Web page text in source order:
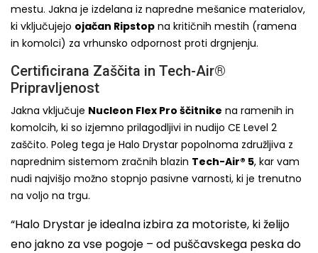
mestu. Jakna je izdelana iz napredne mešanice materialov,
ki vključujejo ojačan Ripstop na kritičnih mestih (ramena
in komolci) za vrhunsko odpornost proti drgnjenju.
Certificirana Zaščita in Tech-Air®
Pripravljenost
Jakna vključuje Nucleon Flex Pro ščitnike na ramenih in
komolcih, ki so izjemno prilagodljivi in nudijo CE Level 2
zaščito. Poleg tega je Halo Drystar popolnoma združljiva z
naprednim sistemom zračnih blazin Tech-Air® 5, kar vam
nudi najvišjo možno stopnjo pasivne varnosti, ki je trenutno
na voljo na trgu.
“Halo Drystar je idealna izbira za motoriste, ki želijo
eno jakno za vse pogoje – od puščavskega peska do